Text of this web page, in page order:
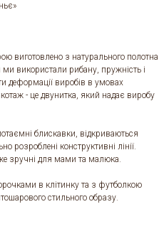
виготовлено з натурального полотна
використали рибану, пружність і
деформації виробів в умовах
- це двунитка, який надає виробу
блискавки, відкриваються
розроблені конструктивні лінії.
зручні для мами та малюка.
в клітинку та з футболкою
стильного образу.